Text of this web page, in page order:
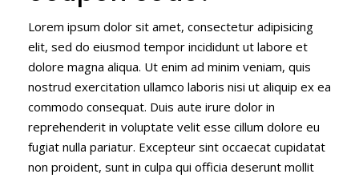
Lorem ipsum dolor sit amet, consectetur adipisicing
elit, sed do eiusmod tempor incididunt ut labore et
dolore magna aliqua. Ut enim ad minim veniam, quis
nostrud exercitation ullamco laboris nisi ut aliquip ex ea
commodo consequat. Duis aute irure dolor in
reprehenderit in voluptate velit esse cillum dolore eu
fugiat nulla pariatur. Excepteur sint occaecat cupidatat
non proident, sunt in culpa qui officia deserunt mollit